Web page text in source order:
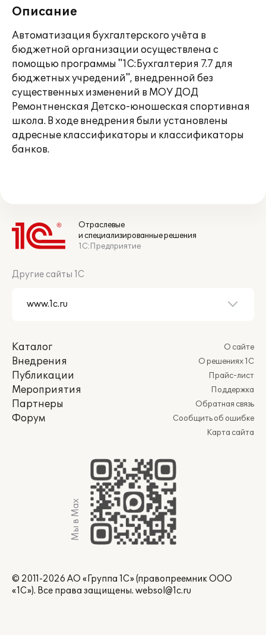
Описание
Автоматизация бухгалтерского учёта в
бюджетной организации осуществлена с
помощью программы "1С:Бухгалтерия 7.7 для
бюджетных учредений", внедренной без
существенных изменений в МОУ ДОД
Ремонтненская Детско-юношеская спортивная
школа. В ходе внедрения были установлены
адресные классификаторы и классификаторы
банков.
Отраслевые
и специализированные решения
1С:Предприятие
Другие сайты 1С
Каталог
Внедрения
Публикации
Мероприятия
Партнеры
Форум
О сайте
О решениях 1С
Прайс-лист
Поддержка
Обратная связь
Сообщить об ошибке
Карта сайта
Мы в Max
© 2011-2026 АО «Группа 1С» (правопреемник ООО
«1С»). Все права защищены. websol@1c.ru